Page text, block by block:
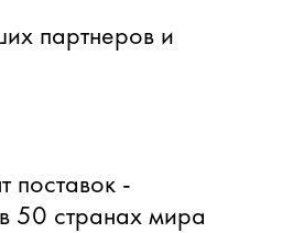
партнеров и
поставок -
50 странах мира